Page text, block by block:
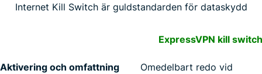
Internet Kill Switch är guldstandarden för dataskydd
ExpressVPN kill switch
Aktivering och omfattning
Omedelbart redo vid